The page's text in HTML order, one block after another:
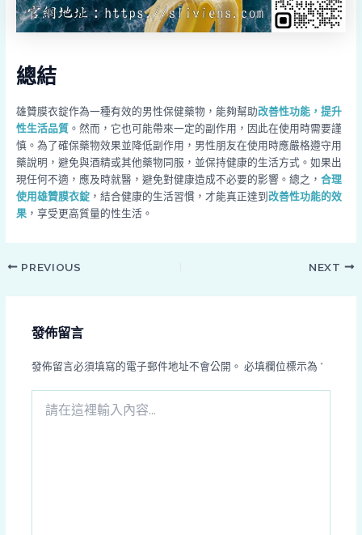
總結
雄贊膜衣錠作為一種有效的男性保健藥物，能夠幫助改善性功能，提升
性生活品質。然而，它也可能帶來一定的副作用，因此在使用時需要謹
慎。為了確保藥物效果並降低副作用，男性朋友在使用時應嚴格遵守用
藥說明，避免與酒精或其他藥物同服，並保持健康的生活方式。如果出
現任何不適，應及時就醫，避免對健康造成不必要的影響。總之， 合理
使用雄贊膜衣錠，結合健康的生活習慣，才能真正達到 改善性功能的效
果，享受更高質量的性生活。
PREVIOUS NEXT
發佈留言
發佈留言必須填寫的電子郵件地址不會公開。 必填欄位標示為 *